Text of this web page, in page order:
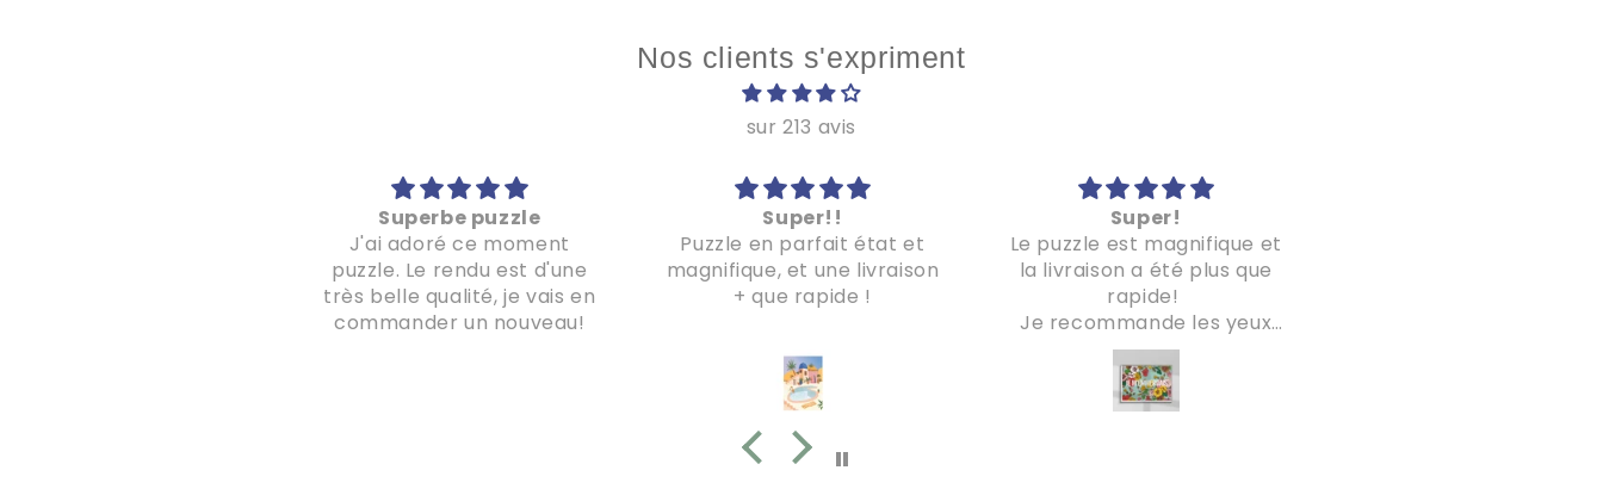
Nos clients s'expriment
sur 213 avis
Superbe puzzle
J'ai adoré ce moment
puzzle. Le rendu est d'une
très belle qualité, je vais en
commander un nouveau!
Super!!
Puzzle en parfait état et
magnifique, et une livraison
+ que rapide !
Super!
Le puzzle est magnifique et
la livraison a été plus que
rapide!
Je recommande les yeux
fermés